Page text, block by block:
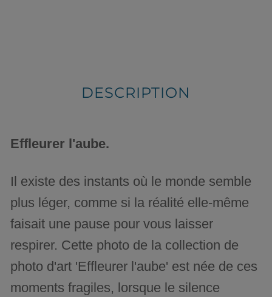
DESCRIPTION
Effleurer l'aube.
Il existe des instants où le monde semble
plus léger, comme si la réalité elle-même
faisait une pause pour vous laisser
respirer. Cette photo de la collection de
photo d'art 'Effleurer l'aube' est née de ces
moments fragiles, lorsque le silence